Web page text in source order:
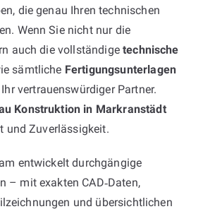
die genau Ihren technischen
Wenn Sie nicht nur die
auch die vollständigetechnische
sämtliche Fertigungsunterlagen
Ihr vertrauenswürdiger Partner.
Konstruktion in Markranstädt
und Zuverlässigkeit.
entwickelt durchgängige
– mit exakten CAD‑Daten,
und übersichtlichen